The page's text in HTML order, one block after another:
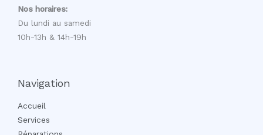
Nos horaires:
Du lundi au samedi
10h-13h & 14h-19h
Navigation
Accueil
Services